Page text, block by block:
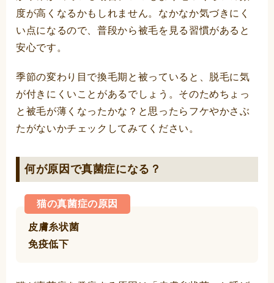
度が高くなるかもしれません。なかなか気づきにく
い点になるので、普段から被毛を見る習慣があると
安心です。
季節の変わり目で換毛期と被っていると、脱毛に気
が付きにくいことがあるでしょう。そのためちょっ
と被毛が薄くなったかな？と思ったらフケやかさぶ
たがないかチェックしてみてください。
何が原因で真菌症になる？
猫の真菌症の原因
皮膚糸状菌
免疫低下